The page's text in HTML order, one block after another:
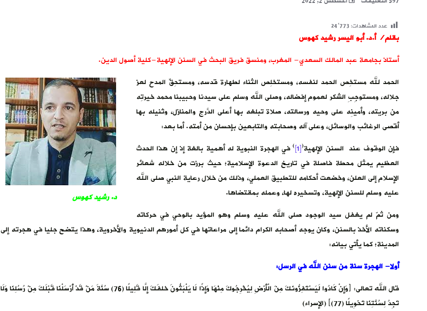
عدد المشاهدات:24٬773
بقلم/ أ.د. أبو اليسر رشيد كهوس
أستاذ بجامعة عبد المالك السعدي- المغرب، ومنسق فريق البحث في السنن الإلهية-كلية أصول الدين.
د. رشيد كهوس
الحمد لله مستخِص الحمد لنفسه، ومستخلِص الثناء لطهارة قدسه، ومستحِقِّ المدح لعز
جلاله، ومستوجِبِ الشكر لعموم إفضاله، وصلى الله وسلم على سيدنا وحبيبنا محمد خيرتِه
من بريته، وأمينِه على وحيه ورسالته، صلاة تبلغه بها أعلى الدَّرج والمنازل، وتُنيله بها
أقصى الرغائب والوسائل، وعلى آله وصحابته والتابعين بإحسان من أمته. أما بعد:
فإن الوقوف عند السنن الإلهية(
[1]
)في الهجرة النبوية له أهمية بالغة إذ إن هذا الحدث
العظيم يمثل محطة فاصلة في تاريخ الدعوة الإسلامية؛ حيث برزت من خلاله شعائر
الإسلام إلى العلن، وخضعت أحكامه للتطبيق العملي، وذلك من خلال رعاية النبي صلى الله
عليه وسلم للسنن الإلهية، وتسخيره لها، وعمله بمقتضاها.
ومن ثمّ لم يغفل سيد الوجود صلى الله عليه وسلم وهو المؤيد بالوحي في حركاته
وسكناته الأخذ بالسنن، وكان يوجه أصحابه الكرام دائما إلى مراعاتها في كل أمورهم الدنيوية والأخروية، وهذا يتضح جليا في هجرته إلى
المدينة؛ كما يأتي بيانه:
أولا- الهجرة سنة من سنن الله في الرسل:
قال الله تعالى: ﴿وَإِنْ كَادُوا لَيَسْتَفِزُّونَكَ مِنَ الْأَرْضِ لِيُخْرِجُوكَ مِنْهَا وَإِذًا لَا يَلْبَثُونَ خلفَكَ إِلَّا قَلِيلًا (76) سُنَّةَ مَنْ قَدْ أَرْسَلْنَا قَبْلَكَ مِنْ رُسُلِنَا وَلَا
تَجِدُ لِسُنَّتِنَا تَحْوِيلًا (77)﴾ (الإسراء)